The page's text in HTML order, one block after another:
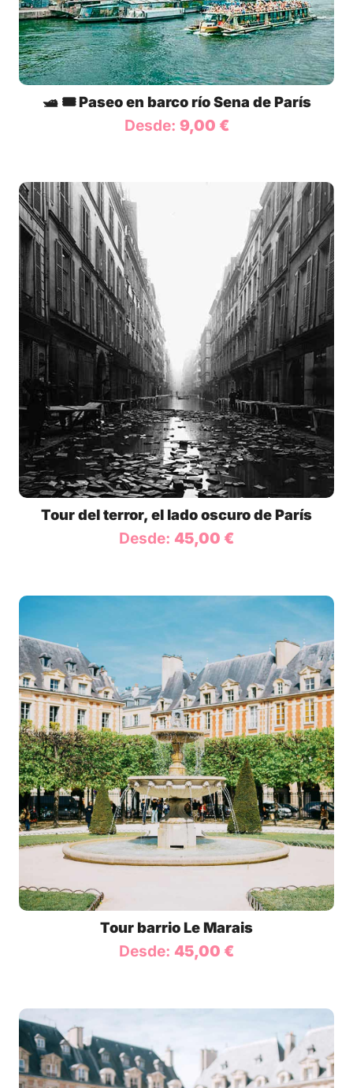
🛥️ 🎟️ Paseo en barco río Sena de París
Desde: 9,00 €
Tour del terror, el lado oscuro de París
Desde: 45,00 €
Tour barrio Le Marais
Desde: 45,00 €